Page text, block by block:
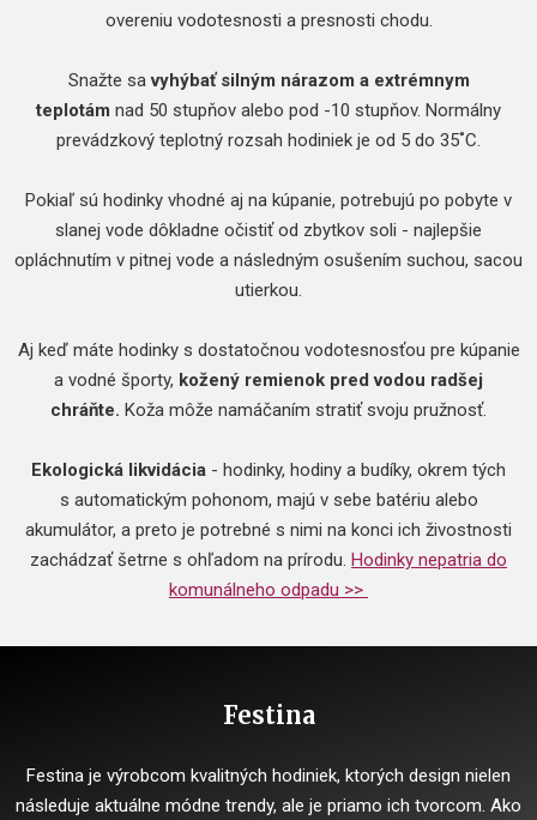
overeniu vodotesnosti a presnosti chodu.
Snažte savyhýbať silným nárazom a extrémnym
teplotám nad 50 stupňov alebo pod -10 stupňov. Normálny
prevádzkový teplotný rozsah hodiniek je od 5 do 35˚C.
Pokiaľ sú hodinky vhodné aj na kúpanie, potrebujú po pobyte v
slanej vode dôkladne očistiť od zbytkov soli - najlepšie
opláchnutím v pitnej vode a následným osušením suchou, sacou
utierkou.
Aj keď máte hodinky s dostatočnou vodotesnosťou pre kúpanie
a vodné športy, kožený remienok pred vodou radšej
chráňte. Koža môže namáčaním stratiť svoju pružnosť.
Ekologická likvidácia - hodinky, hodiny a budíky, okrem tých
s automatickým pohonom, majú v sebe batériu alebo
akumulátor, a preto je potrebné s nimi na konci ich živostnosti
zachádzať šetrne s ohľadom na prírodu. Hodinky nepatria do
komunálneho odpadu >>
Festina
Festina je výrobcom kvalitných hodiniek, ktorých design nielen
následuje aktuálne módne trendy, ale je priamo ich tvorcom. Ako